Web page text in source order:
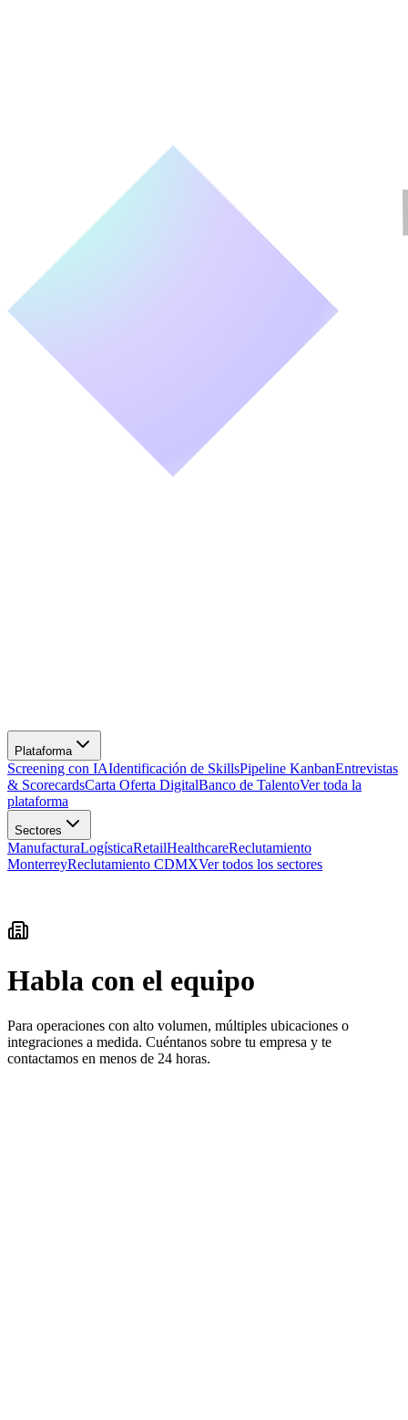
Screening con IAIdentificación de SkillsPipeline KanbanEntrevistas
& ScorecardsCarta Oferta DigitalBanco de TalentoVer toda la
plataforma
ManufacturaLogísticaRetailHealthcareReclutamiento
MonterreyReclutamiento CDMXVer todos los sectores
Habla con el equipo
Para operaciones con alto volumen, múltiples ubicaciones o
integraciones a medida. Cuéntanos sobre tu empresa y te
contactamos en menos de 24 horas.